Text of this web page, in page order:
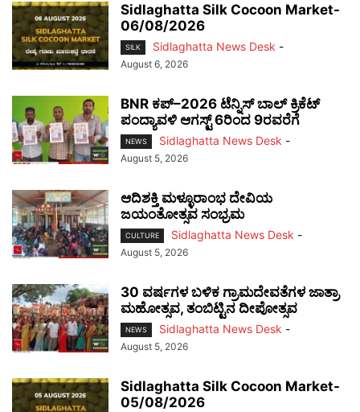
Sidlaghatta Silk Cocoon Market-
06/08/2026
SILK Sidlaghatta News Desk -
August 6, 2026
BNR ಕಪ್–2026 ಟೆನ್ನಿಸ್ ಬಾಲ್ ಕ್ರಿಕೆಟ್
ಪಂದ್ಯಾವಳಿ ಆಗಸ್ಟ್ 6ರಿಂದ 9ರವರೆಗೆ
NEWS Sidlaghatta News Desk -
August 5, 2026
ಆದಿಶಕ್ತಿ ಮಳ್ಳೂರಾಂಭ ದೇವಿಯ
ಜಯಂತೋತ್ಸವ ಸಂಭ್ರಮ
CULTURE Sidlaghatta News Desk -
August 5, 2026
30 ವರ್ಷಗಳ ಬಳಿಕ ಗ್ರಾಮದೇವತೆಗಳ ಜಾತ್ರಾ
ಮಹೋತ್ಸವ, ತಂಬಿಟ್ಟಿನ ದೀಪೋತ್ಸವ
NEWS Sidlaghatta News Desk -
August 5, 2026
Sidlaghatta Silk Cocoon Market-
05/08/2026